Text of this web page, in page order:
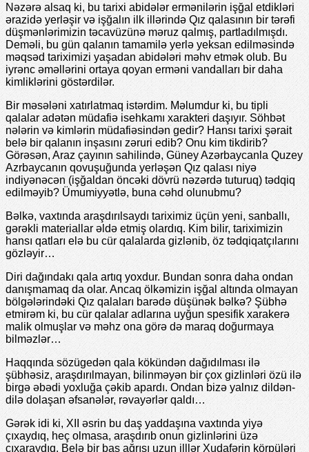
Nəzərə alsaq ki, bu tarixi abidələr ermənilərin işğal etdikləri
ərazidə yerləşir və işğalın ilk illərində Qız qalasının bir tərəfi
düşmənlərimizin təcavüzünə məruz qalmış, partladılmışdı.
Deməli, bu gün qalanın tamamilə yerlə yeksan edilməsində
məqsəd tariximizi yaşadan abidələri məhv etmək olub. Bu
iyrənc əməllərini ortaya qoyan erməni vandalları bir daha
kimliklərini göstərdilər.
Bir məsələni xatırlatmaq istərdim. Məlumdur ki, bu tipli
qalalar adətən müdafiə isehkamı xarakteri daşıyır. Söhbət
nələrin və kimlərin müdafiəsindən gedir? Hansı tarixi şərait
belə bir qalanın inşasını zəruri edib? Onu kim tikdirib?
Görəsən, Araz çayının sahilində, Güney Azərbaycanla Quzey
Azrbaycanın qovuşuğunda yerləşən Qız qalası niyə
indiyənəcən (işğaldan öncəki dövrü nəzərdə tuturuq) tədqiq
edilməyib? Ümumiyyətlə, buna cəhd olunubmu?
Bəlkə, vaxtında araşdırılsaydı tariximiz üçün yeni, sanballı,
gərəkli materiallar əldə etmiş olardıq. Kim bilir, tariximizin
hansı qatları elə bu cür qalalarda gizlənib, öz tədqiqatçılarını
gözləyir…
Diri dağındakı qala artıq yoxdur. Bundan sonra daha ondan
danışmamaq da olar. Ancaq ölkəmizin işğal altında olmayan
bölgələrindəki Qız qalaları barədə düşünək bəlkə? Şübhə
etmirəm ki, bu cür qalalar adlarına uyğun spesifik xarakerə
malik olmuşlar və məhz ona görə də maraq doğurmaya
bilməzlər…
Haqqında sözügedən qala kökündən dağıdılması ilə
şübhəsiz, araşdırılmayan, bilinməyən bir çox gizlinləri özü ilə
birgə əbədi yoxluğa çəkib apardı. Ondan bizə yalnız dildən-
dilə dolaşan əfsanələr, rəvayərlər qaldı…
Gərək idi ki, XII əsrin bu daş yaddaşına vaxtında yiyə
çıxaydıq, heç olmasa, araşdırıb onun gizlinlərini üzə
çıxaraydıq. Belə bir baş ağrısı uzun illlər Xudafərin körpüləri